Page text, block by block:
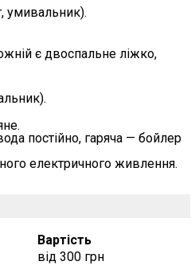
умивальник).
є двоспальне ліжко,
постійно, гаряча — бойлер
електричного живлення.
Вартість
від 300 грн